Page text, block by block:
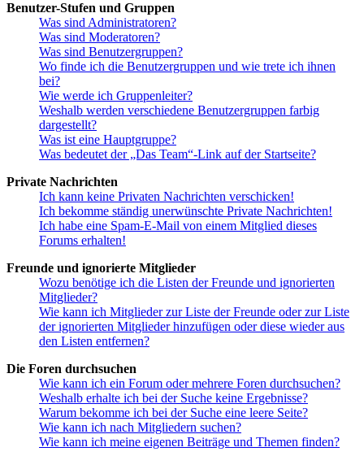
Benutzer-Stufen und Gruppen
Was sind Administratoren?
Was sind Moderatoren?
Was sind Benutzergruppen?
Wo finde ich die Benutzergruppen und wie trete ich ihnen
bei?
Wie werde ich Gruppenleiter?
Weshalb werden verschiedene Benutzergruppen farbig
dargestellt?
Was ist eine Hauptgruppe?
Was bedeutet der „Das Team“-Link auf der Startseite?
Private Nachrichten
Ich kann keine Privaten Nachrichten verschicken!
Ich bekomme ständig unerwünschte Private Nachrichten!
Ich habe eine Spam-E-Mail von einem Mitglied dieses
Forums erhalten!
Freunde und ignorierte Mitglieder
Wozu benötige ich die Listen der Freunde und ignorierten
Mitglieder?
Wie kann ich Mitglieder zur Liste der Freunde oder zur Liste
der ignorierten Mitglieder hinzufügen oder diese wieder aus
den Listen entfernen?
Die Foren durchsuchen
Wie kann ich ein Forum oder mehrere Foren durchsuchen?
Weshalb erhalte ich bei der Suche keine Ergebnisse?
Warum bekomme ich bei der Suche eine leere Seite?
Wie kann ich nach Mitgliedern suchen?
Wie kann ich meine eigenen Beiträge und Themen finden?